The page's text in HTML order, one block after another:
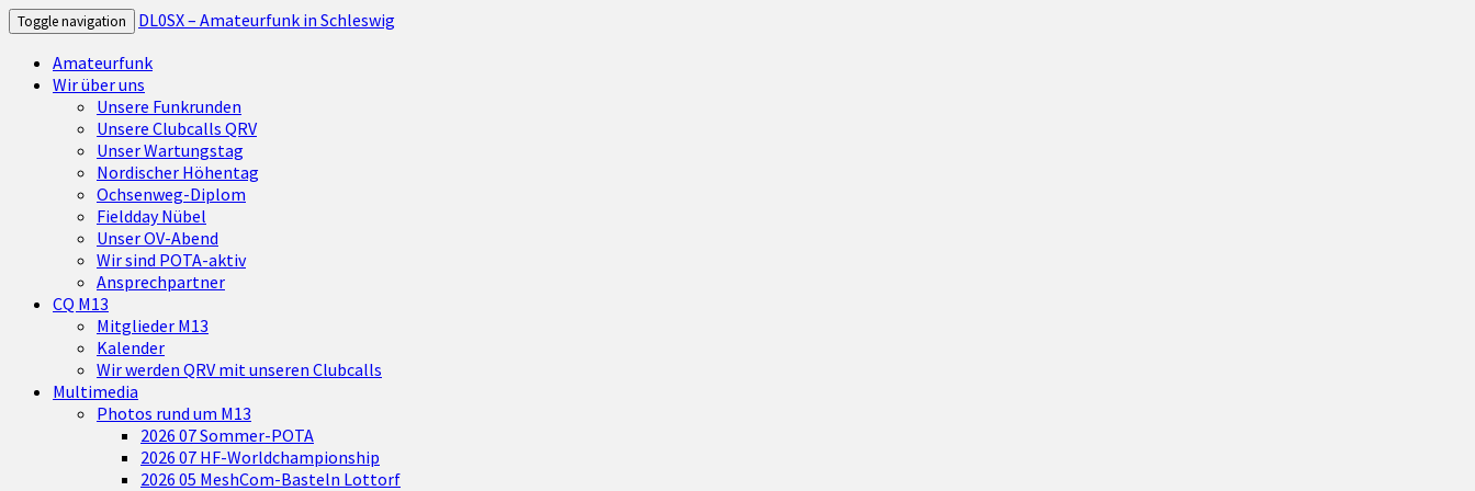
Toggle navigation
DL0SX – Amateurfunk in Schleswig
Amateurfunk
Wir über uns
Unsere Funkrunden
Unsere Clubcalls QRV
Unser Wartungstag
Nordischer Höhentag
Ochsenweg-Diplom
Fieldday Nübel
Unser OV-Abend
Wir sind POTA-aktiv
Ansprechpartner
CQ M13
Mitglieder M13
Kalender
Wir werden QRV mit unseren Clubcalls
Multimedia
Photos rund um M13
2026 07 Sommer-POTA
2026 07 HF-Worldchampionship
2026 05 MeshCom-Basteln Lottorf